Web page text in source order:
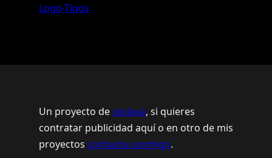
Logo-Tipos
Un proyecto de ceslava, si quieres
contratar publicidad aquí o en otro de mis
proyectos contacta conmigo.